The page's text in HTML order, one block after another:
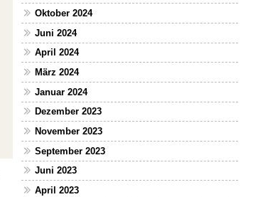
Oktober 2024
Juni 2024
April 2024
März 2024
Januar 2024
Dezember 2023
November 2023
September 2023
Juni 2023
April 2023